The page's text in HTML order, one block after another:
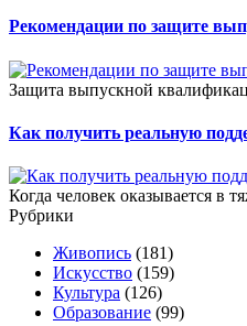
Рекомендации по защите
Защита выпускной
Как получить реальную
Когда человек оказывается в
Рубрики
Живопись (181)
Искусство (159)
Культура (126)
Образование (99)